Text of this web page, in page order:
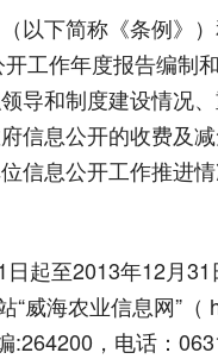
下简称《条例》
工作年度报告编
导和制度建设情况
信息公开的收费及
信息公开工作推进
至2013年12月31
威海农业信息网”
:264200，电话：